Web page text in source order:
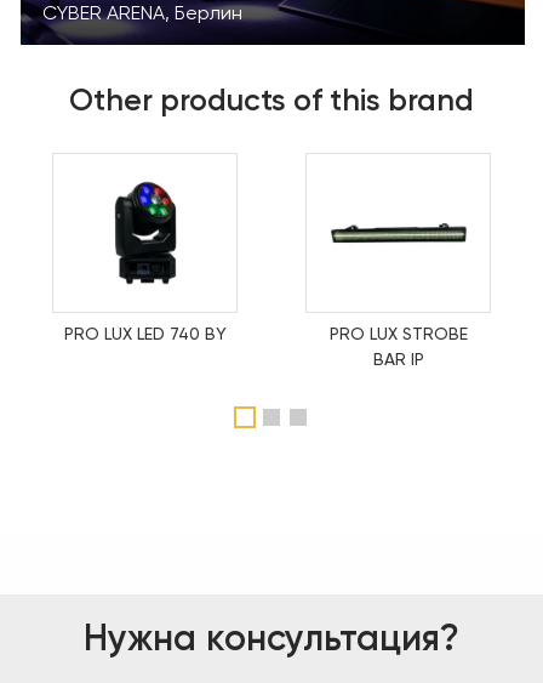
CYBER ARENA, Берлин
Other products of this brand
PRO LUX LED 740 BY
PRO LUX STROBE
BAR IP
Нужна консультация?